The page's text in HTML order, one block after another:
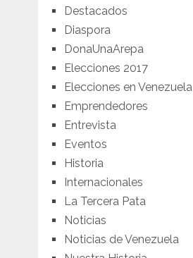
Destacados
Diaspora
DonaUnaArepa
Elecciones 2017
Elecciones en Venezuela
Emprendedores
Entrevista
Eventos
Historia
Internacionales
La Tercera Pata
Noticias
Noticias de Venezuela